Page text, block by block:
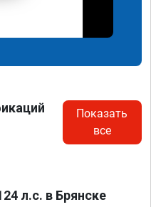
Показать
все
л.с. в Брянске